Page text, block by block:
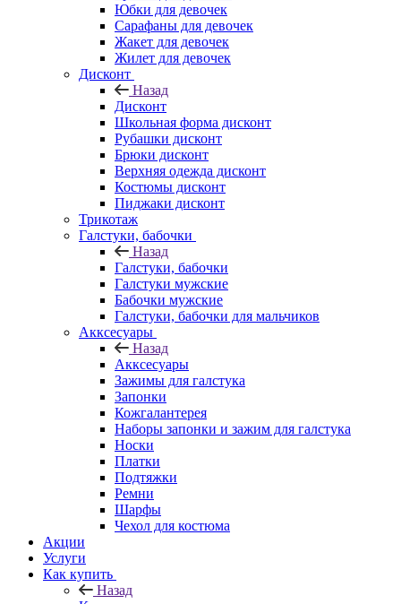
Юбки для девочек
Сарафаны для девочек
Жакет для девочек
Жилет для девочек
Дисконт
Назад
Дисконт
Школьная форма дисконт
Рубашки дисконт
Брюки дисконт
Верхняя одежда дисконт
Костюмы дисконт
Пиджаки дисконт
Трикотаж
Галстуки, бабочки
Назад
Галстуки, бабочки
Галстуки мужские
Бабочки мужские
Галстуки, бабочки для мальчиков
Акксесуары
Назад
Акксесуары
Зажимы для галстука
Запонки
Кожгалантерея
Наборы запонки и зажим для галстука
Носки
Платки
Подтяжки
Ремни
Шарфы
Чехол для костюма
Акции
Услуги
Как купить
Назад